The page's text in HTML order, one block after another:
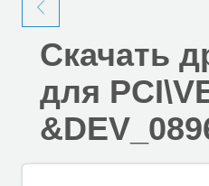
Скачать
для